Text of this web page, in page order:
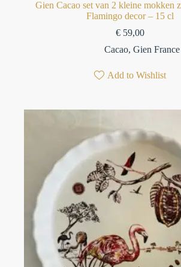
Gien Cacao set van 2 kleine mokken
Flamingo decor – 15 cl
€ 59,00
Cacao,Gien France
Add to Wishlist